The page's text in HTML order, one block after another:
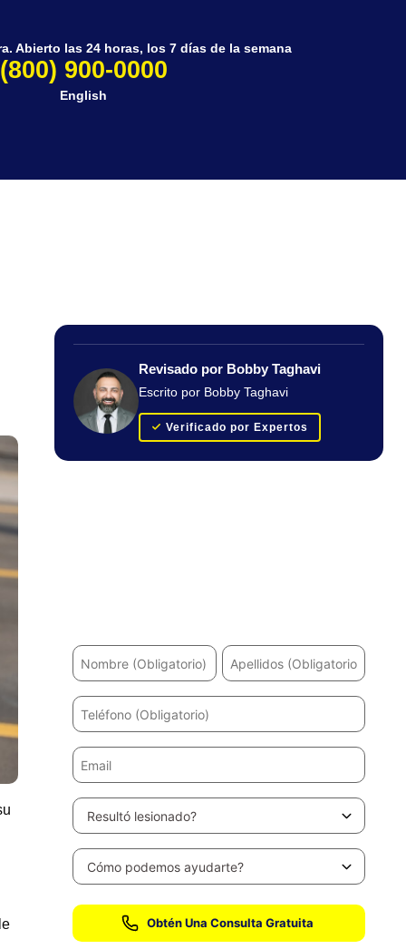
Abierto las 24 horas, los 7 días de la semana
(800) 900-0000
English
Revisado por Bobby Taghavi
Escrito por Bobby Taghavi
Verificado por Expertos